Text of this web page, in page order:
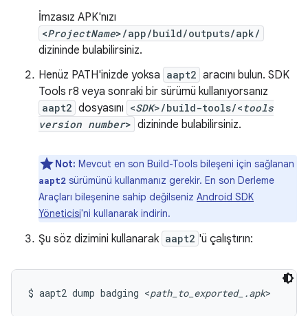
İmzasız APK'nızı
<ProjectName>/app/build/outputs/apk/
dizininde bulabilirsiniz.
Henüz PATH'inizde yoksa aapt2 aracını bulun. SDK
Tools r8 veya sonraki bir sürümü kullanıyorsanız
aapt2 dosyasını <SDK>/build-tools/<tools
version number> dizininde bulabilirsiniz.
Not: Mevcut en son Build-Tools bileşeni için sağlanan
aapt2 sürümünü kullanmanız gerekir. En son Derleme
Araçları bileşenine sahip değilseniz Android SDK
Yöneticisi'ni kullanarak indirin.
Şu söz dizimini kullanarak aapt2 'ü çalıştırın:
$ aapt2 dump badging <path_to_exported_.apk>